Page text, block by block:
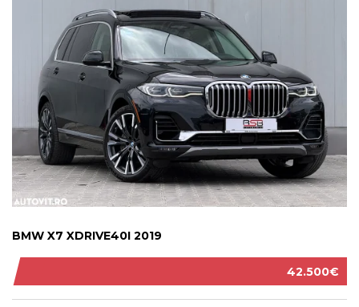
42.500€
BMW X7 XDRIVE40I 2019